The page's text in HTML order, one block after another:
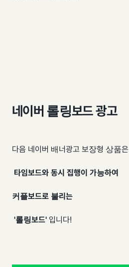
네이버 롤링보드 광고
다음 네이버 배너광고 보장형 상품은
타임보드와 동시 집행이 가능하여
커플보드로 불리는
'롤링보드' 입니다!